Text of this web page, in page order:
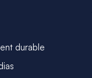
durable